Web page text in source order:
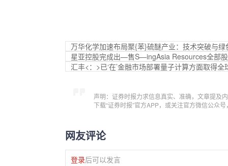
万华化学加速布局聚{苯}硫醚产业：技术突破与
星亚控股完成出—售S—ingAsia Resources全部
汇丰<：>已‘在’金融市场部署量子计算方面取得
声明：证券时报力求信息真实、准确，文章提及
下载“证券时报”官方APP，或关注官方微信公众
网友评论
登录后可以发言